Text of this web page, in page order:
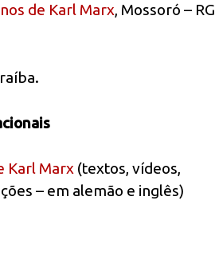
de Karl Marx, Mossoró – RG
Karl Marx (textos, vídeos,
– em alemão e inglês)